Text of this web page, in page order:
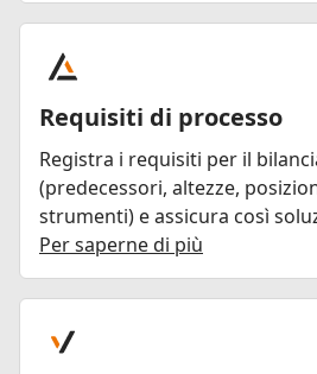
Requisiti di processo
Registra i requisiti per il
(predecessori, altezze,
strumenti) e assicura così
Per saperne di più